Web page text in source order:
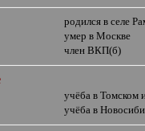
родился в селе
умер в Москве
член ВКП(б)
учёба в Томском
учёба в